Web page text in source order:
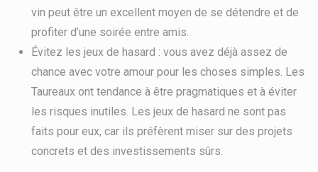
vin peut être un excellent moyen de se détendre et de
profiter d’une soirée entre amis.
Évitez les jeux de hasard : vous avez déjà assez de
chance avec votre amour pour les choses simples. Les
Taureaux ont tendance à être pragmatiques et à éviter
les risques inutiles. Les jeux de hasard ne sont pas
faits pour eux, car ils préfèrent miser sur des projets
concrets et des investissements sûrs.